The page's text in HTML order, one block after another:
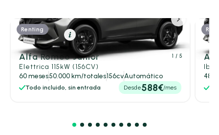
1 / 5
Renting
Eléctrico Resumen
Alfa Romeo Junior
Elettrica 115kW (156CV)
60 meses50.000 km/totales156cvAutomático
Todo incluido, sin entrada Desde588€/mes
48